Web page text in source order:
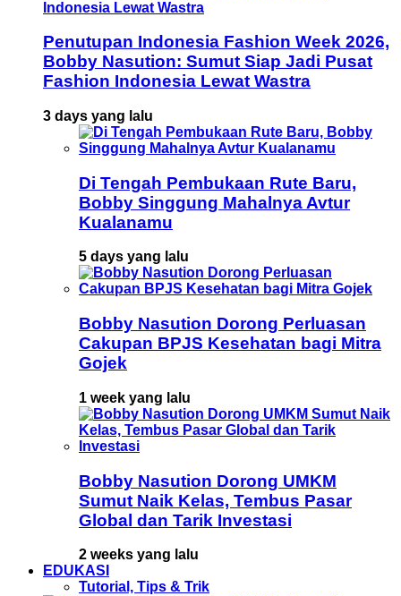
Penutupan Indonesia Fashion Week 2026,
Bobby Nasution: Sumut Siap Jadi Pusat
Fashion Indonesia Lewat Wastra
3 days yang lalu
Di Tengah Pembukaan Rute Baru,
Bobby Singgung Mahalnya Avtur
Kualanamu
5 days yang lalu
Bobby Nasution Dorong Perluasan
Cakupan BPJS Kesehatan bagi Mitra
Gojek
1 week yang lalu
Bobby Nasution Dorong UMKM
Sumut Naik Kelas, Tembus Pasar
Global dan Tarik Investasi
2 weeks yang lalu
EDUKASI
Tutorial, Tips & Trik